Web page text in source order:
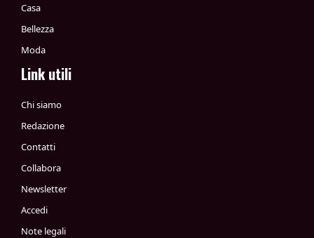
Casa
Bellezza
Moda
Link utili
Chi siamo
Redazione
Contatti
Collabora
Newsletter
Accedi
Note legali